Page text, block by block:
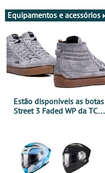
Equipamentos e acessórios
Estão disponíveis as botas
Street 3 Faded WP da TCX